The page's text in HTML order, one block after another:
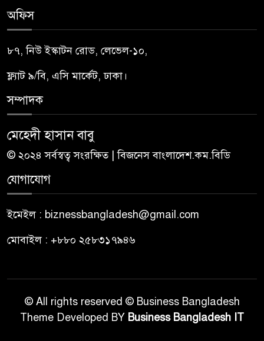
অফিস
৮৭, নিউ ইস্কাটন রোড, লেভেল-১০,
ফ্ল্যাট ৯/বি, এসি মার্কেট, ঢাকা।
সম্পাদক
মেহেদী হাসান বাবু
© ২০২৪ সর্বস্বত্ব সংরক্ষিত | বিজনেস বাংলাদেশ.কম.বিডি
যোগাযোগ
ইমেইল : biznessbangladesh@gmail.com
মোবাইল : +৮৮০ ২৫৮৩১৭৯৪৬
© All rights reserved © Business Bangladesh
Theme Developed BY Business Bangladesh IT